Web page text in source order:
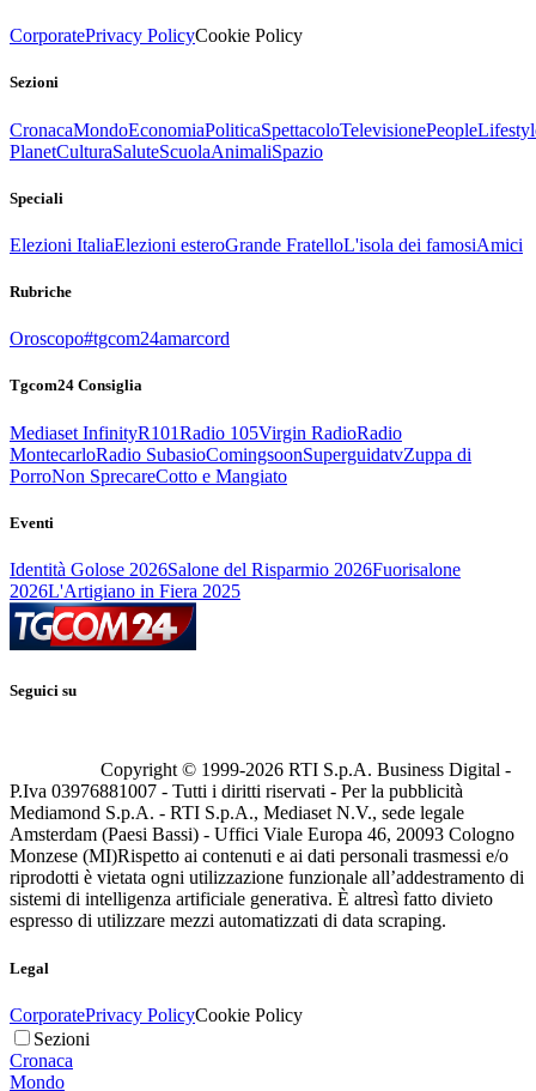
CorporatePrivacy PolicyCookie Policy
Sezioni
CronacaMondoEconomiaPoliticaSpettacoloTelevisionePeople
PlanetCulturaSaluteScuolaAnimaliSpazio
Speciali
Elezioni ItaliaElezioni esteroGrande FratelloL'isola dei famosiAmici
Rubriche
Oroscopo#tgcom24amarcord
Tgcom24 Consiglia
Mediaset InfinityR101Radio 105Virgin RadioRadio
MontecarloRadio SubasioComingsoonSuperguidatvZuppa di
PorroNon SprecareCotto e Mangiato
Eventi
Identità Golose 2026Salone del Risparmio 2026Fuorisalone
2026L'Artigiano in Fiera 2025
Seguici su
Copyright © 1999-2026 RTI S.p.A. Business Digital -
P.Iva 03976881007 - Tutti i diritti riservati - Per la pubblicità
Mediamond S.p.A. - RTI S.p.A., Mediaset N.V., sede legale
Amsterdam (Paesi Bassi) - Uffici Viale Europa 46, 20093 Cologno
Monzese (MI)Rispetto ai contenuti e ai dati personali trasmessi e/o
riprodotti è vietata ogni utilizzazione funzionale all’addestramento di
sistemi di intelligenza artificiale generativa. È altresì fatto divieto
espresso di utilizzare mezzi automatizzati di data scraping.
Legal
CorporatePrivacy PolicyCookie Policy
Sezioni
Cronaca
Mondo